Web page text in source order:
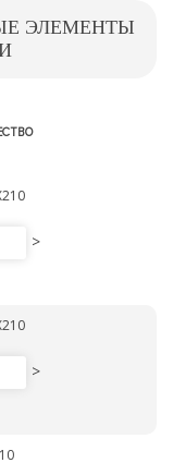
ЭЛЕМЕНТЫ
>
>